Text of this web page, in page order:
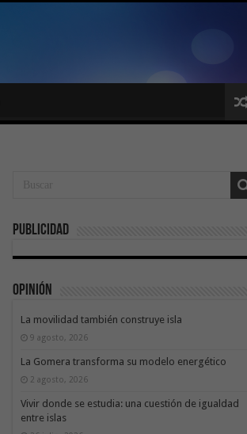
Publicidad
Opinión
La movilidad también construye isla
9 agosto, 2026
La Gomera transforma su modelo energético
2 agosto, 2026
Vivir donde se estudia: una cuestión de igualdad
entre islas